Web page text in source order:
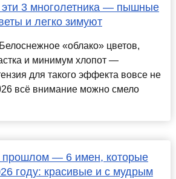
3 многолетника — пышные
и легко зимуют
«облако» цветов,
и минимум хлопот —
для такого эффекта вовсе не
всё внимание можно смело
— 6 имен, которые
году: красивые и с мудрым